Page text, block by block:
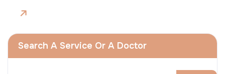
Search A Service Or A Doctor